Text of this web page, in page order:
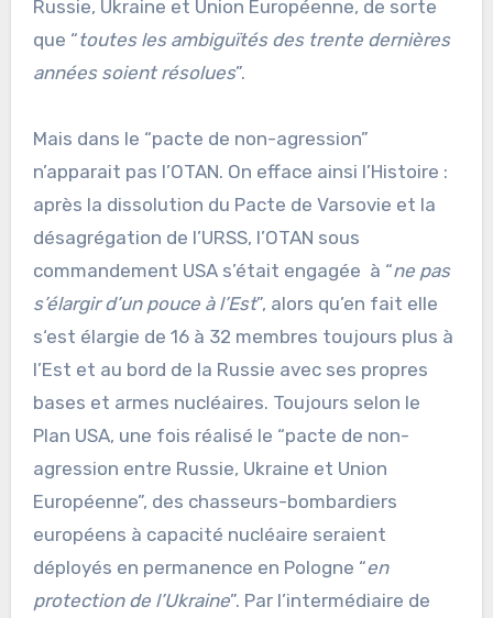
Russie, Ukraine et Union Européenne, de sorte
que “toutes les ambiguïtés des trente dernières
années soient résolues”.
Mais dans le “pacte de non-agression”
n’apparait pas l’OTAN. On efface ainsi l’Histoire :
après la dissolution du Pacte de Varsovie et la
désagrégation de l’URSS, l’OTAN sous
commandement USA s’était engagée à “ne pas
s’élargir d’un pouce à l’Est”, alors qu’en fait elle
s‘est élargie de 16 à 32 membres toujours plus à
l’Est et au bord de la Russie avec ses propres
bases et armes nucléaires. Toujours selon le
Plan USA, une fois réalisé le “pacte de non-
agression entre Russie, Ukraine et Union
Européenne”, des chasseurs-bombardiers
européens à capacité nucléaire seraient
déployés en permanence en Pologne “en
protection de l’Ukraine”. Par l’intermédiaire de